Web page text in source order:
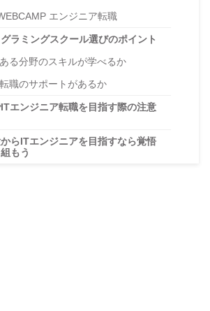
エンジニア転職
ラミングスクール選びのポイント
る分野のスキルが学べるか
職のサポートがあるか
エンジニア転職を目指す際の注意
らITエンジニアを目指すなら覚悟
もう